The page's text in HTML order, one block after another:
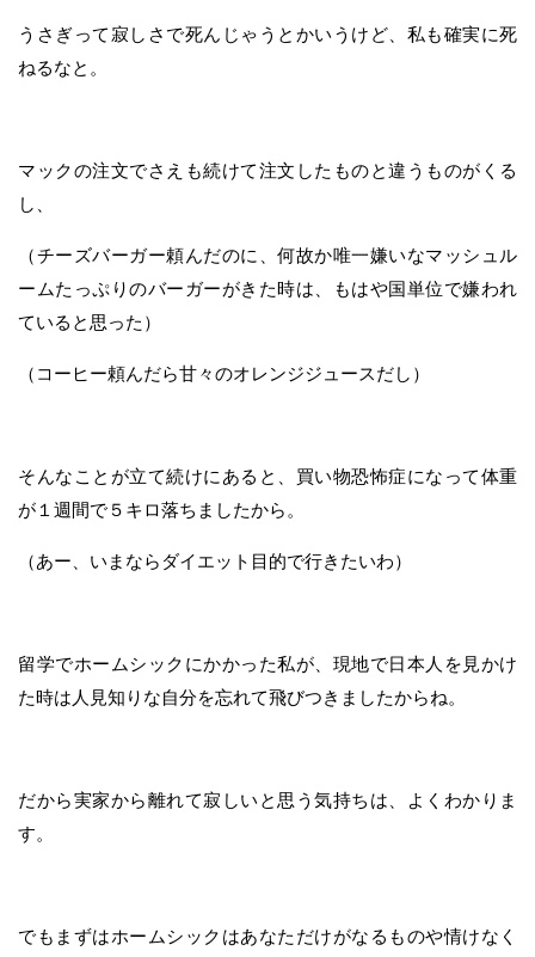
うさぎって寂しさで死んじゃうとかいうけど、私も確実に死
ねるなと。
マックの注文でさえも続けて注文したものと違うものがくる
し、
（チーズバーガー頼んだのに、何故か唯一嫌いなマッシュル
ームたっぷりのバーガーがきた時は、もはや国単位で嫌われ
ていると思った）
（コーヒー頼んだら甘々のオレンジジュースだし）
そんなことが立て続けにあると、買い物恐怖症になって体重
が１週間で５キロ落ちましたから。
（あー、いまならダイエット目的で行きたいわ）
留学でホームシックにかかった私が、現地で日本人を見かけ
た時は人見知りな自分を忘れて飛びつきましたからね。
だから実家から離れて寂しいと思う気持ちは、よくわかりま
す。
でもまずはホームシックはあなただけがなるものや情けなく